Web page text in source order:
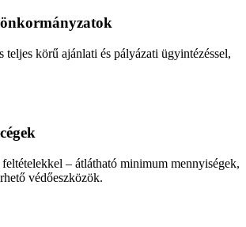
teljes körű ajánlati és pályázati ügyintézéssel,
– átlátható minimum mennyiségek,
védőeszközök.